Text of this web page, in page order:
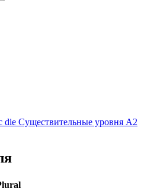
die Существительные уровня A2